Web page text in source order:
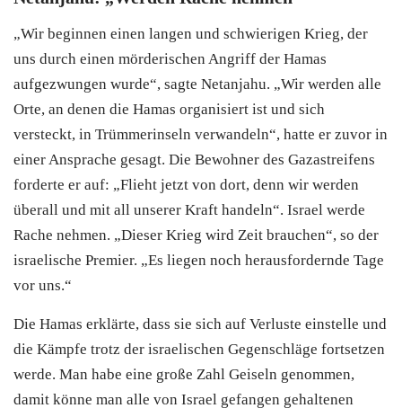
„Wir beginnen einen langen und schwierigen Krieg, der
uns durch einen mörderischen Angriff der Hamas
aufgezwungen wurde“, sagte Netanjahu. „Wir werden alle
Orte, an denen die Hamas organisiert ist und sich
versteckt, in Trümmerinseln verwandeln“, hatte er zuvor in
einer Ansprache gesagt. Die Bewohner des Gazastreifens
forderte er auf: „Flieht jetzt von dort, denn wir werden
überall und mit all unserer Kraft handeln“. Israel werde
Rache nehmen. „Dieser Krieg wird Zeit brauchen“, so der
israelische Premier. „Es liegen noch herausfordernde Tage
vor uns.“
Die Hamas erklärte, dass sie sich auf Verluste einstelle und
die Kämpfe trotz der israelischen Gegenschläge fortsetzen
werde. Man habe eine große Zahl Geiseln genommen,
damit könne man alle von Israel gefangen gehaltenen